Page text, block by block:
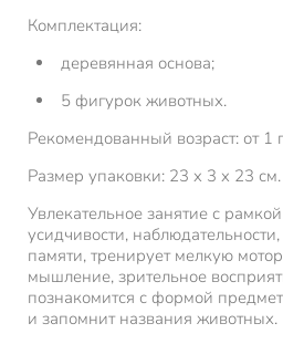
Комплектация:
деревянная основа;
5 фигурок животных.
Рекомендованный возраст: от 1
Размер упаковки: 23 x 3 x 23 см.
Увлекательное занятие с
усидчивости,
памяти, тренирует мелкую
мышление, зрительное
познакомится с формой
и запомнит названия животных.